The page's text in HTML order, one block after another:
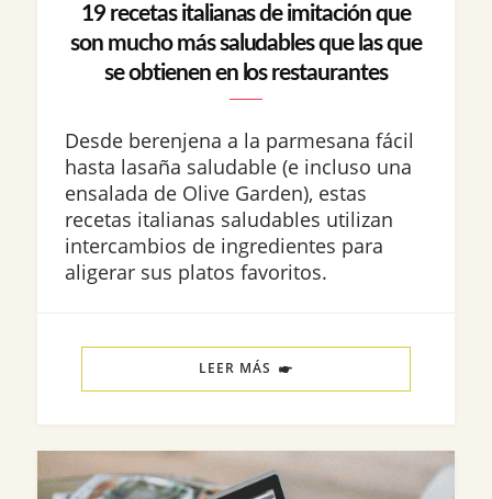
19 recetas italianas de imitación que
son mucho más saludables que las que
se obtienen en los restaurantes
Desde berenjena a la parmesana fácil
hasta lasaña saludable (e incluso una
ensalada de Olive Garden), estas
recetas italianas saludables utilizan
intercambios de ingredientes para
aligerar sus platos favoritos.
LEER MÁS